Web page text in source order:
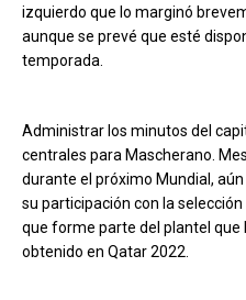
izquierdo que lo marginó
aunque se prevé que esté
temporada.
Administrar los minutos del
centrales para Mascherano.
durante el próximo Mundial,
su participación con la
que forme parte del plantel
obtenido en Qatar 2022.